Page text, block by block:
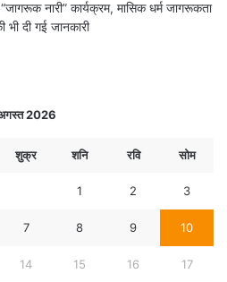
नारी” कार्यक्रम, मासिक धर्म जागरूकता
भी दी गई जानकारी
2026
शुक्र शनि रवि सोम
1 2 3
7 8 9 10
14 15 16 17